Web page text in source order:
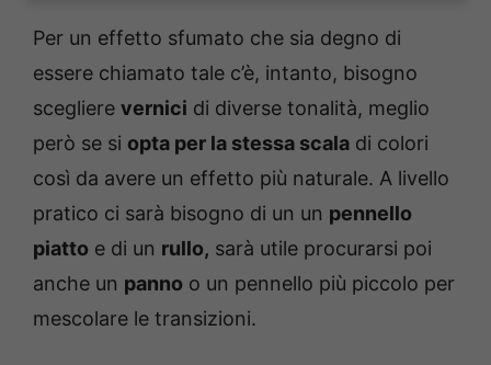
Per un effetto sfumato che sia degno di
essere chiamato tale c’è, intanto, bisogno
scegliere vernici di diverse tonalità, meglio
però se si opta per la stessa scala di colori
così da avere un effetto più naturale. A livello
pratico ci sarà bisogno di un un pennello
piatto e di un rullo, sarà utile procurarsi poi
anche un panno o un pennello più piccolo per
mescolare le transizioni.